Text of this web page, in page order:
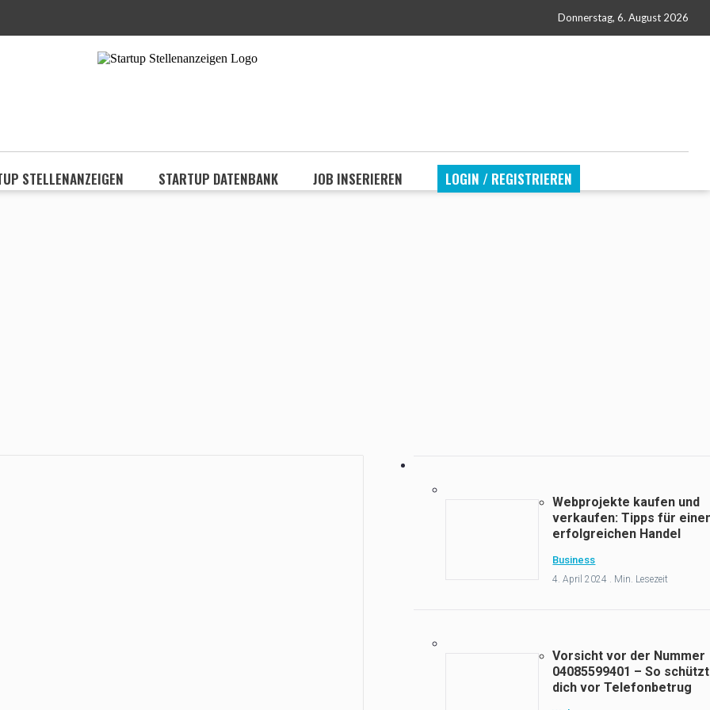
Donnerstag, 6. August 2026
STELLENANZEIGEN STARTUP DATENBANK JOB INSERIEREN LOGIN / REGISTRIEREN
Webprojekte kaufen und
verkaufen: Tipps für
erfolgreichen Handel
Business
4. April 2024 . Min. Lesezeit
Vorsicht vor der Nummer
04085599401 – So
dich vor Telefonbetrug